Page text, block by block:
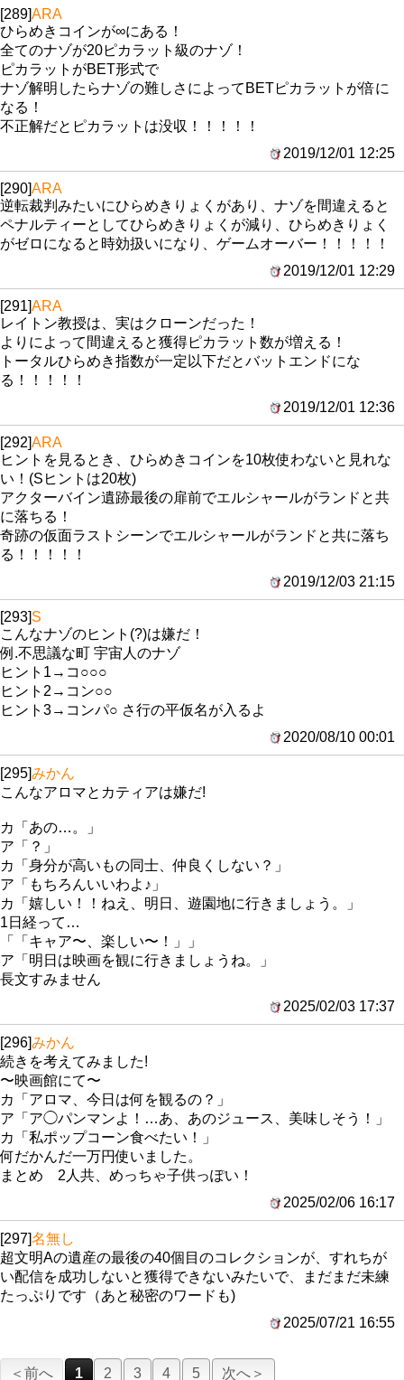
[289]ARA
ひらめきコインが∞にある！
全てのナゾが20ピカラット級のナゾ！
ピカラットがBET形式で
ナゾ解明したらナゾの難しさによってBETピカラットが倍に
なる！
不正解だとピカラットは没収！！！！！
2019/12/01 12:25
[290]ARA
逆転裁判みたいにひらめきりょくがあり、ナゾを間違えると
ペナルティーとしてひらめきりょくが減り、ひらめきりょく
がゼロになると時効扱いになり、ゲームオーバー！！！！！
2019/12/01 12:29
[291]ARA
レイトン教授は、実はクローンだった！
よりによって間違えると獲得ピカラット数が増える！
トータルひらめき指数が一定以下だとバットエンドにな
る！！！！！
2019/12/01 12:36
[292]ARA
ヒントを見るとき、ひらめきコインを10枚使わないと見れな
い！(Sヒントは20枚)
アクターバイン遺跡最後の扉前でエルシャールがランドと共
に落ちる！
奇跡の仮面ラストシーンでエルシャールがランドと共に落ち
る！！！！！
2019/12/03 21:15
[293]S
こんなナゾのヒント(?)は嫌だ！
例.不思議な町 宇宙人のナゾ
ヒント1→コ○○○
ヒント2→コン○○
ヒント3→コンパ○ さ行の平仮名が入るよ
2020/08/10 00:01
[295]みかん
こんなアロマとカティアは嫌だ!
カ「あの…。」
ア「？」
カ「身分が高いもの同士、仲良くしない？」
ア「もちろんいいわよ♪」
カ「嬉しい！！ねえ、明日、遊園地に行きましょう。」
1日経って…
「「キャア〜、楽しい〜！」」
ア「明日は映画を観に行きましょうね。」
長文すみません
2025/02/03 17:37
[296]みかん
続きを考えてみました!
〜映画館にて〜
カ「アロマ、今日は何を観るの？」
ア「ア◯パンマンよ！…あ、あのジュース、美味しそう！」
カ「私ポップコーン食べたい！」
何だかんだ一万円使いました。
まとめ 2人共、めっちゃ子供っぽい！
2025/02/06 16:17
[297]名無し
超文明Aの遺産の最後の40個目のコレクションが、すれちが
い配信を成功しないと獲得できないみたいで、まだまだ未練
たっぷりです（あと秘密のワードも)
2025/07/21 16:55
＜前へ 1 2 3 4 5 次へ＞